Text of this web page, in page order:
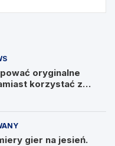
oryginalne
korzystać z
gier na jesień.